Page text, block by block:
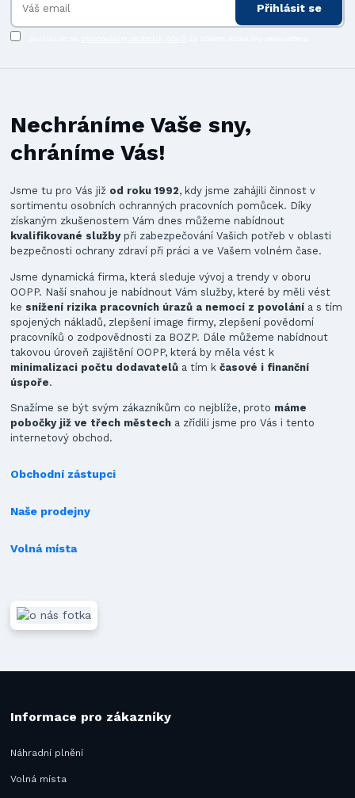
Přihlásit se
Nechráníme Vaše sny,
chráníme Vás!
Jsme tu pro Vás již od roku 1992, kdy jsme zahájili činnost v
sortimentu osobních ochranných pracovních pomůcek. Díky
získaným zkušenostem Vám dnes můžeme nabídnout
kvalifikované službypři zabezpečování Vašich potřeb v oblasti
bezpečnosti ochrany zdraví při práci a ve Vašem volném čase.
Jsme dynamická firma, která sleduje vývoj a trendy v oboru
OOPP. Naší snahou je nabídnout Vám služby, které by měli vést
ke snížení rizika pracovních úrazů a nemocí z povolání a s tím
spojených nákladů, zlepšení image firmy, zlepšení povědomí
pracovníků o zodpovědnosti za BOZP. Dále můžeme nabídnout
takovou úroveň zajištění OOPP, která by měla vést k
minimalizaci počtu dodavatelů a tím kčasové i finanční
úspoře.
Snažíme se být svým zákazníkům co nejblíže, proto máme
pobočky již ve třech městech a zřídili jsme pro Vás i tento
internetový obchod.
Obchodní zástupci
Naše prodejny
Volná místa
Informace pro zákazníky
Náhradní plnění
Volná místa